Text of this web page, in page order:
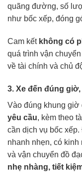
quãng đường, số
như bốc xếp, đóng
Cam kết không có
quá trình vận
về tài chính và chủ
3. Xe đến đúng
Vào đúng khung giờ
yêu cầu, kèm theo
cần dịch vụ bốc
nhanh nhẹn, có
và vận chuyển đồ
nhẹ nhàng, tiết